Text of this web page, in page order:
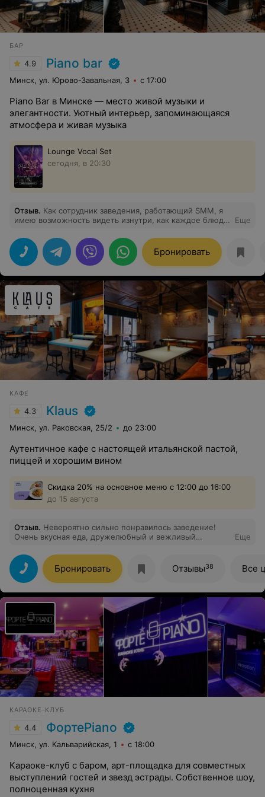
БАР
4.9 Piano bar
Минск, ул. Юрово-Завальная, 3 с 17:00
Piano Bar в Минске — место живой музыки и
элегантности. Уютный интерьер, запоминающаяся
атмосфера и живая музыка
Lounge Vocal Set
сегодня, в 20:30
Отзыв. Как сотрудник заведения, работающий SMM, я
имею возможность видеть изнутри, как каждое блюдо,
вниманием к деталям. Шеф-повар прорабатывает
каждое блюдо, учитывая даже самые мелкие нюансы.
Коктейли, созданные шеф-барменом, — это настоящее
искусство вкуса. Живая музыка — это, безусловно,
главная изюминка Piano Bar. Музыканты репетируют по
несколько часов, чтобы каждый гость мог насладиться
качественным исполнением и атмосферой. Я сама
часто прихожу сюда в свободное время, и каждый раз
ухожу с чувством удовлетворения. Каждый сотрудник
стремится сделать ваше пребывание максимально
комфортным и приятным. Рекомендую всем, кто ищет
качественный отдых в Минске! Вы не пожалеете о
времени, проведенном здесь.
Еще
Бронировать
КАФЕ
4.3 Klaus
Минск, ул. Раковская, 25/2 до 23:00
Аутентичное кафе с настоящей итальянской пастой,
пиццей и хорошим вином
Скидка 20% на основное меню с 12:00 до 16:00
до 15 августа
Отзыв. Невероятно сильно понравилось заведение!
Очень вкусная еда, дружелюбный и вежливый
оценки заведения на высоте! Обязательно буду
посещать и дальше)))
Еще
Бронировать Отзывы38 Все
КАРАОКЕ-КЛУБ
4.4 ФортеPiano
Минск, ул. Кальварийская, 1 с 18:00
Караоке-клуб с баром, арт-площадка для совместных
выступлений гостей и звезд эстрады. Собственное шоу,
полноценная кухня